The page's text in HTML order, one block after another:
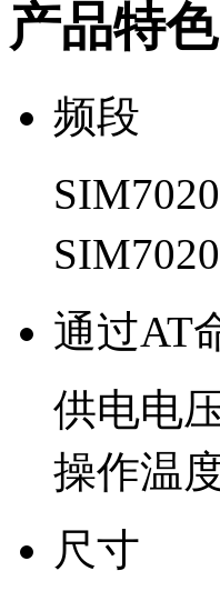
产品特
频段
通过AT
供电电
操作温
尺寸